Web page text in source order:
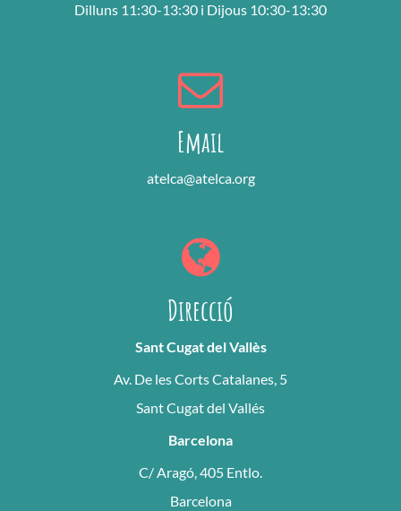
Dilluns 11:30-13:30 i Dijous 10:30-13:30
Email
atelca@atelca.org
Direcció
Sant Cugat del Vallès
Av. De les Corts Catalanes, 5
Sant Cugat del Vallés
Barcelona
C/ Aragó, 405 Entlo.
Barcelona